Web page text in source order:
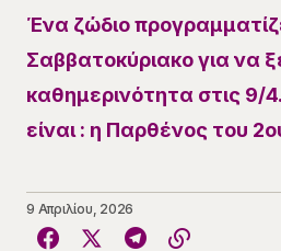
​Ένα ζώδιο
Σαββατοκύριακο για να
καθημερινότητα στις 9/
είναι : η Παρθένος του
9 Απριλίου, 2026